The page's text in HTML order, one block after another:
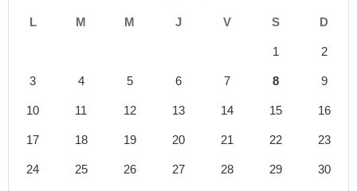
L M M J V S D
1 2
3 4 5 6 7 8 9
10 11 12 13 14 15 16
17 18 19 20 21 22 23
24 25 26 27 28 29 30